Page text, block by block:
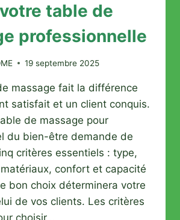
table de
professionnelle
19 septembre 2025
massage fait la différence
satisfait et un client conquis.
de massage pour
du bien-être demande de
critères essentiels : type,
confort et capacité
bon choix déterminera votre
de vos clients. Les critères
choisir…